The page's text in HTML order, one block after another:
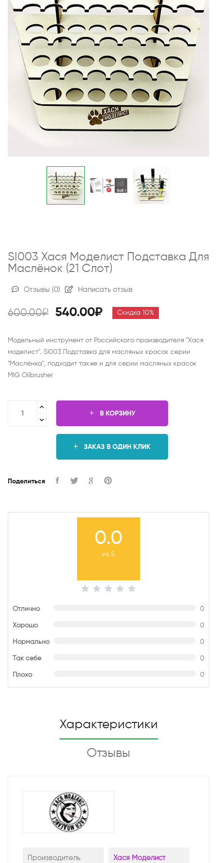
SI003 Хася Моделист Подставка Для
Маслёнок (21 Слот)
Отзывы (0) Написать отзыв
600.00₽ 540.00₽ Скидка 10%
Модельный инструмент от Российского производителя "Хася
моделист". SI003 Подставка для масляных красок серии
"Маслёнка", подходит также и для серии масляных красок
MIG Oilbrusher
В КОРЗИНУ
ЗАКАЗ В ОДИН КЛИК
Поделиться
0.0
из 5
Отлично 0
Хорошо 0
Нормально 0
Так себе 0
Плохо 0
Характеристики
Отзывы
Производитель Хася Моделист